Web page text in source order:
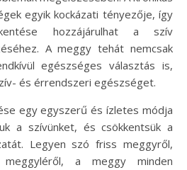
egyik kockázati tényezője, így
hozzájárulhat a szív
A meggy tehát nemcsak
egészséges választás is,
és érrendszeri egészséget.
egy egyszerű és ízletes módja
a szívünket, és csökkentsük a
Legyen szó friss meggyről,
meggyléről, a meggy minden